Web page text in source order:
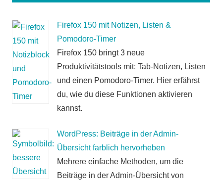
Firefox 150 mit Notizen, Listen &
Pomodoro-Timer
Firefox 150 bringt 3 neue
Produktivitätstools mit: Tab-Notizen, Listen
und einen Pomodoro-Timer. Hier erfährst
du, wie du diese Funktionen aktivieren
kannst.
WordPress: Beiträge in der Admin-
Übersicht farblich hervorheben
Mehrere einfache Methoden, um die
Beiträge in der Admin-Übersicht von